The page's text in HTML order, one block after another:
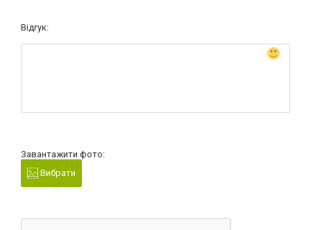
Відгук:
Завантажити фото:
Вибрати